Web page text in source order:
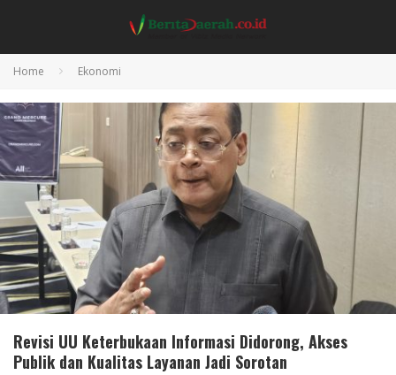
Home Ekonomi
Revisi UU Keterbukaan Informasi Didorong, Akses
Publik dan Kualitas Layanan Jadi Sorotan